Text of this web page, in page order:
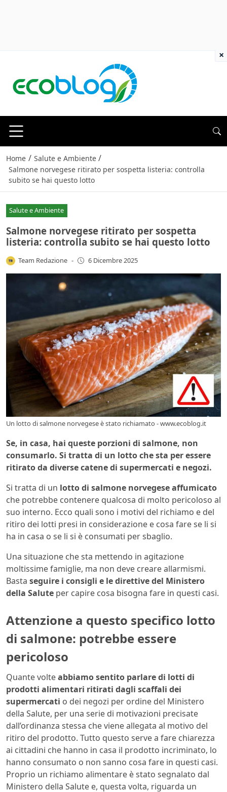
Home / Salute e Ambiente /
Salmone norvegese ritirato per sospetta listeria: controlla
subito se hai questo lotto
Salute e Ambiente
Salmone norvegese ritirato per sospetta
listeria: controlla subito se hai questo lotto
Team Redazione - 6 Dicembre 2025
Un lotto di salmone norvegese è stato richiamato - www.ecoblog.it
Se, in casa, hai queste porzioni di salmone, non
consumarlo. Si tratta di un lotto che sta per essere
ritirato da diverse catene di supermercati e negozi.
Si tratta di un lotto di salmone norvegese affumicato
che potrebbe contenere qualcosa di molto pericoloso al
suo interno. Ecco quali sono i motivi del richiamo e del
ritiro dei lotti presi in considerazione e cosa fare se li si
ha in casa o se li si è consumati per sbaglio.
Una situazione che sta mettendo in agitazione
moltissime famiglie, ma non deve creare allarmismi.
Basta seguire i consigli e le direttive del Ministero
della Salute per capire cosa bisogna fare in questi casi.
Attenzione a questo specifico lotto
di salmone: potrebbe essere
pericoloso
Quante volteabbiamo sentito parlare di lotti di
prodotti alimentari ritirati dagli scaffali dei
supermercati o dei negozi per ordine del Ministero
della Salute, per una serie di motivazioni precisate
dall’ordinanza stessa che viene allegata al motivo del
ritiro del prodotto. Tutto questo serve a fare chiarezza
ai cittadini che hanno in casa il prodotto incriminato, lo
hanno consumato o non sanno cosa fare in questi casi.
Proprio un richiamo alimentare è stato segnalato dal
Ministero della Salute e, questa volta, riguarda un
×